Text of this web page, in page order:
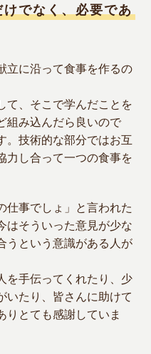
でなく、必要であ
立に沿って食事を作るの
て、そこで学んだことを
組み込んだら良いので
。技術的な部分ではお互
力し合って一つの食事を
仕事でしょ」と言われた
はそういった意見が少な
うという意識がある人が
を手伝ってくれたり、少
いたり、皆さんに助けて
りとても感謝していま